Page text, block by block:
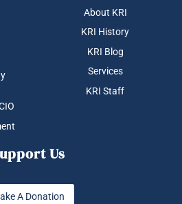
About KRI
KRI History
KRI Blog
Services
KRI Staff
Us
A Donation